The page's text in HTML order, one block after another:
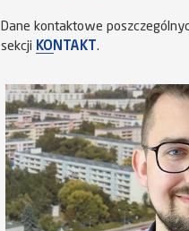
Dane kontaktowe
sekcji KONTAKT.